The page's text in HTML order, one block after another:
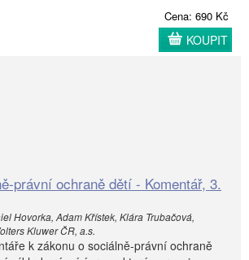
Cena: 690 Kč
KOUPIT
právní ochraně dětí - Komentář, 3.
Hovorka, Adam Křístek, Klára Trubačová,
Kluwer ČR, a.s.
k zákonu o sociálně-právní ochraně